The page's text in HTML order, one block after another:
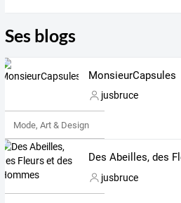
Ses blogs
MonsieurCapsules
jusbruce
Mode, Art & Design
jusbruce